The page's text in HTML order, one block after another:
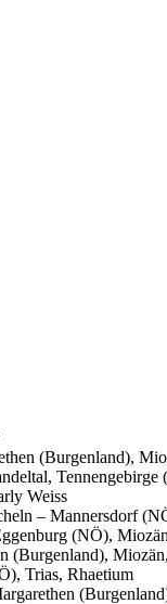
(Burgenland),
Tennengebirge
Weiss
– Mannersdorf
(NÖ),
(Burgenland),
Trias, Rhaetium